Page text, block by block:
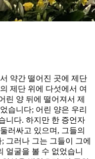
약간 떨어진 곳에 제단
제단 위에 다섯에서 여
린 양 뒤에 떨어져서 제
습니다; 어린 양은 우리
니다. 하지만 한 증언자
러싸고 있으며, 그들의
그러나 그는 그들이 그에
얼굴을 볼 수 없었습니